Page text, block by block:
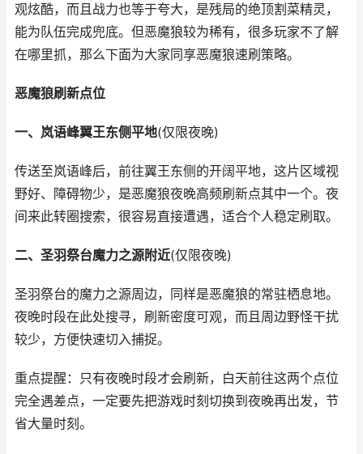
观炫酷，而且战力也等于夸大，是残局的绝顶割菜精灵，
能为队伍完成兜底。但恶魔狼较为稀有，很多玩家不了解
在哪里抓，那么下面为大家同享恶魔狼速刷策略。
恶魔狼刷新点位
一、岚语峰翼王东侧平地(仅限夜晚)
传送至岚语峰后，前往翼王东侧的开阔平地，这片区域视
野好、障碍物少，是恶魔狼夜晚高频刷新点其中一个。夜
间来此转圈搜索，很容易直接遭遇，适合个人稳定刷取。
二、圣羽祭台魔力之源附近(仅限夜晚)
圣羽祭台的魔力之源周边，同样是恶魔狼的常驻栖息地。
夜晚时段在此处搜寻，刷新密度可观，而且周边野怪干扰
较少，方便快速切入捕捉。
重点提醒：只有夜晚时段才会刷新，白天前往这两个点位
完全遇差点，一定要先把游戏时刻切换到夜晚再出发，节
省大量时刻。